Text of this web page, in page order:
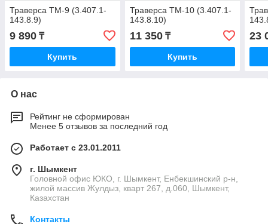
Траверса ТМ-9 (3.407.1-
143.8.9)
9 890 ₸
Купить
Траверса ТМ-10 (3.407.1-
143.8.10)
11 350₸
Купить
23
О нас
Рейтинг не сформирован
Менее 5 отзывов за последний год
Работает с 23.01.2011
г. Шымкент
Головной офис ЮКО, г. Шымкент, Енбекшинский р-н,
жилой массив Жулдыз, кварт 267, д.060, Шымкент,
Казахстан
Контакты